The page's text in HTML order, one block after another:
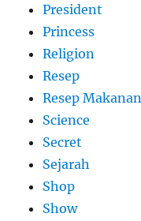
President
Princess
Religion
Resep
Resep Makanan
Science
Secret
Sejarah
Shop
Show